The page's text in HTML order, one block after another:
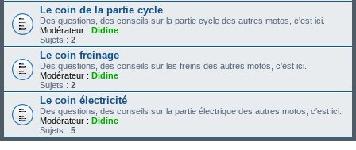
Le coin de la partie cycle
Des questions, des conseils sur la partie cycle des autres motos, c'est ici.
Modérateur : Didine
Sujets : 2
Le coin freinage
Des questions, des conseils sur les freins des autres motos, c'est ici.
Modérateur : Didine
Sujets : 2
Le coin électricité
Des questions, des conseils sur la partie électrique des autres motos, c'est ici.
Modérateur : Didine
Sujets : 5